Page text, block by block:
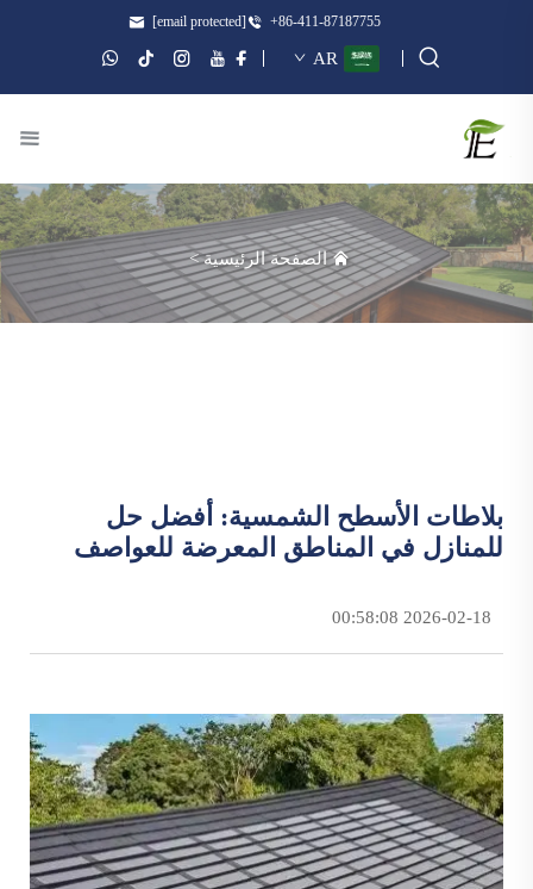
+86-411-87187755
[email protected]
AR
الصفحة الرئيسية>
بلاطات الأسطح الشمسية: أفضل حل
للمنازل في المناطق المعرضة للعواصف
2026-02-18 00:58:08